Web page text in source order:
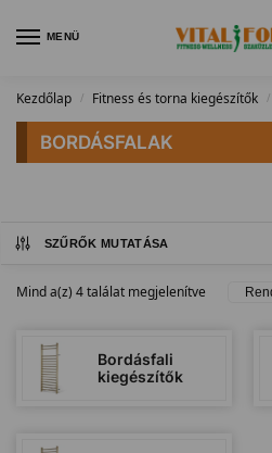
MENÜ
Kezdőlap / Fitness és torna kiegészítők /
BORDÁSFALAK
SZŰRŐK MUTATÁSA
Mind a(z) 4 találat megjelenítve
Bordásfali
kiegészítők